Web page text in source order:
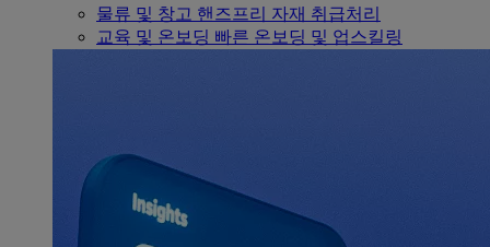
물류 및 창고 핸즈프리 자재 취급처리
교육 및 온보딩 빠른 온보딩 및 업스킬링